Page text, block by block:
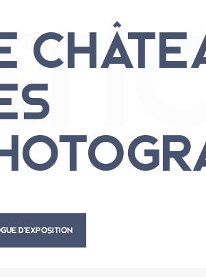
En groupe
Autour du
D’EXPOSITION